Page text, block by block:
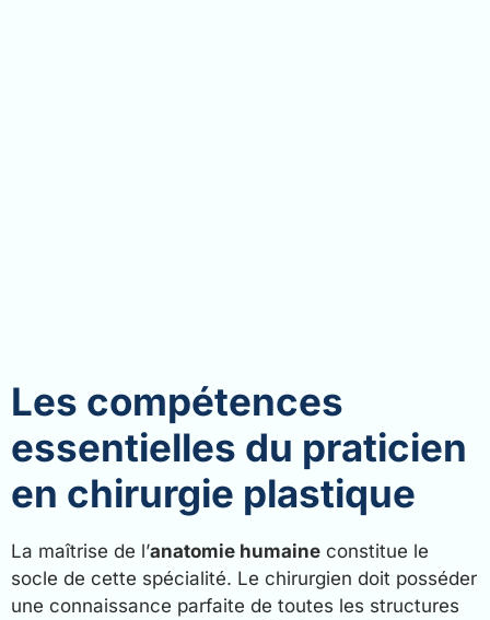
Les compétences
essentielles du praticien
en chirurgie plastique
La maîtrise de l’anatomie humaine constitue le
socle de cette spécialité. Le chirurgien doit posséder
une connaissance parfaite de toutes les structures